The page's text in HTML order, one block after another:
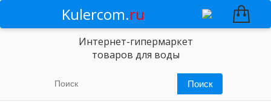
Kulercom.ru
Интернет-гипермаркет
товаров для воды